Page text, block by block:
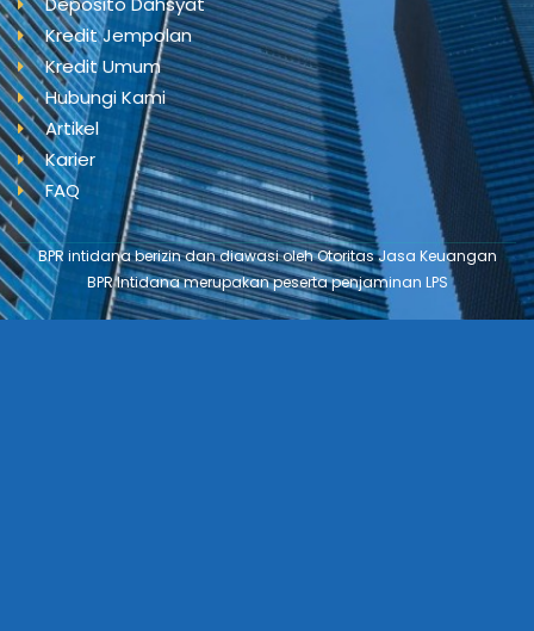
Kredit Jempolan
Kredit Umum
Hubungi Kami
Artikel
Karier
FAQ
BPR intidana berizin dan diawasi oleh Otoritas Jasa Keuangan
BPR Intidana merupakan peserta penjaminan LPS